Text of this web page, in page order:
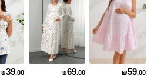
481K עוקבים
4.88 481K עוקבים
₪59.00
₪69.00
₪39.00